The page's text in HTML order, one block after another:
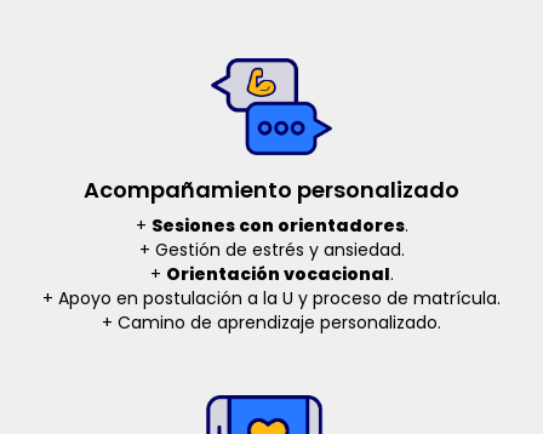
Acompañamiento personalizado
+ Sesiones con orientadores.
+ Gestión de estrés y ansiedad.
+ Orientación vocacional.
+ Apoyo en postulación a la U y proceso de matrícula.
+ Camino de aprendizaje personalizado.